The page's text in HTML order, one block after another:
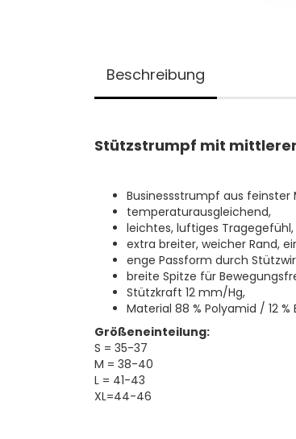
Beschreibung
Stützstrumpf mit
Businessstrumpf aus feinster
temperaturausgleichend,
leichtes, luftiges Tragegefühl,
extra breiter, weicher Rand,
enge Passform durch
breite Spitze für
Stützkraft 12 mm/Hg,
Material 88 % Polyamid / 12 %
Größeneinteilung:
S = 35-37
M = 38-40
L = 41-43
XL=44-46